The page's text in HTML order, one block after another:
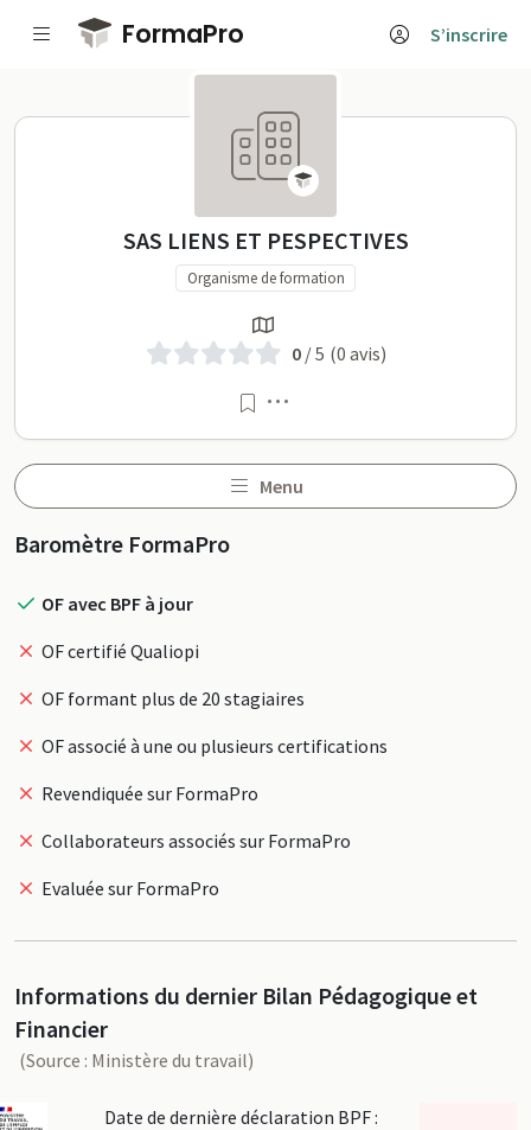
Passer au contenu principal
FormaPro S’inscrire
SAS LIENS ET
SAS LIENS ET PESPECTIVES
Organisme de formation
0/ 5 (0 avis)
Menu
Profil
Baromètre FormaPro
OF avec BPF à jour
OF certifié Qualiopi
OF formant plus de 20 stagiaires
OF associé à une ou plusieurs certifications
Revendiquée sur FormaPro
Collaborateurs associés sur FormaPro
Evaluée sur FormaPro
Informations du dernier Bilan Pédagogique et
Financier
(Source : Ministère du travail)
Date de dernière déclaration BPF :